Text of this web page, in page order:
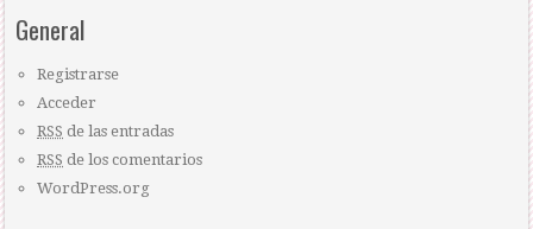
General
Registrarse
Acceder
RSS de las entradas
RSS de los comentarios
WordPress.org